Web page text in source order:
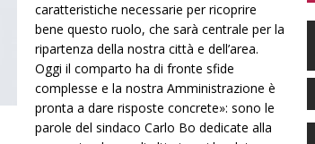
caratteristiche necessarie per ricoprire
bene questo ruolo, che sarà centrale per la
ripartenza della nostra città e dell’area.
Oggi il comparto ha di fronte sfide
complesse e la nostra Amministrazione è
pronta a dare risposte concrete»: sono le
parole del sindaco Carlo Bo dedicate alla